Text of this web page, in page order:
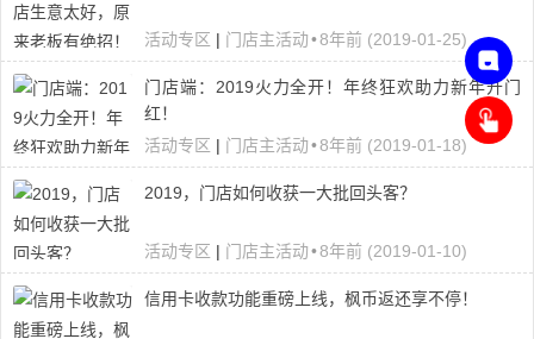
活动专区 | 门店主活动•8年前 (2019-01-25)
门店端：2019火力全开！年终狂欢助力新年开门
红！
活动专区 | 门店主活动•8年前 (2019-01-18)
2019，门店如何收获一大批回头客？
活动专区 | 门店主活动•8年前 (2019-01-10)
信用卡收款功能重磅上线，枫币返还享不停！
联
系
客
小